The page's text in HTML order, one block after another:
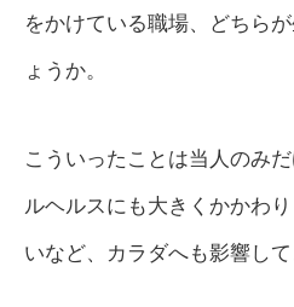
をかけている職場、どちら
ょうか。
こういったことは当人のみ
ルヘルスにも大きくかかわ
いなど、カラダへも影響して